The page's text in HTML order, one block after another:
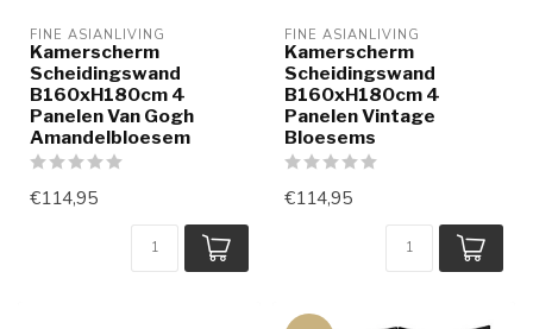
FINE ASIANLIVING
Kamerscherm
Scheidingswand
B160xH180cm 4
Panelen Van Gogh
Amandelbloesem
€114,95
FINE ASIANLIVING
Kamerscherm
Scheidingswand
B160xH180cm 4
Panelen Vintage
Bloesems
€114,95